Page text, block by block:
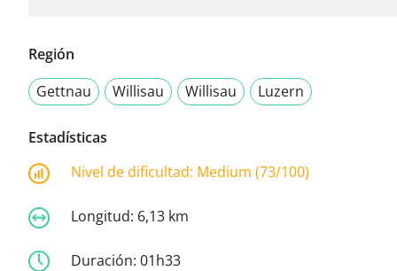
Región
Gettnau
Willisau Willisau Luzern
Estadísticas
Nivel de dificultad: Medium (73/100)
Longitud: 6,13 km
Duración: 01h33